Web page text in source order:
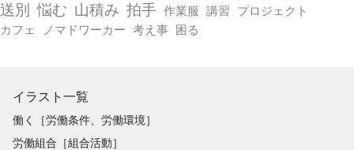
送別
悩む 山積み 拍手 作業服 講習
プロジェクト
カフェ
ノマドワーカー 考え事 困る
イラスト一覧
働く［労働条件、労働環境］
労働組合［組合活動］